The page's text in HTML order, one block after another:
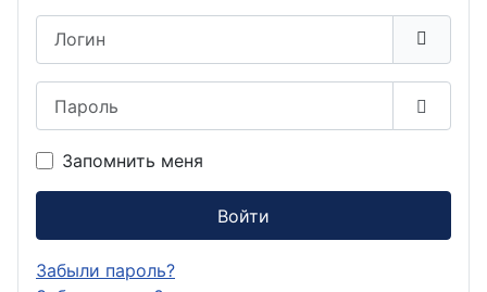
Запомнить меня
Войти
Забыли пароль?